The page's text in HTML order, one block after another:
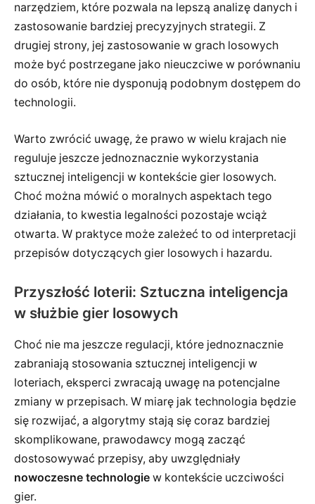
narzędziem, które pozwala na lepszą analizę danych i
zastosowanie bardziej precyzyjnych strategii. Z
drugiej strony, jej zastosowanie w grach losowych
może być postrzegane jako nieuczciwe w porównaniu
do osób, które nie dysponują podobnym dostępem do
technologii.
Warto zwrócić uwagę, że prawo w wielu krajach nie
reguluje jeszcze jednoznacznie wykorzystania
sztucznej inteligencji w kontekście gier losowych.
Choć można mówić o moralnych aspektach tego
działania, to kwestia legalności pozostaje wciąż
otwarta. W praktyce może zależeć to od interpretacji
przepisów dotyczących gier losowych i hazardu.
Przyszłość loterii: Sztuczna inteligencja
w służbie gier losowych
Choć nie ma jeszcze regulacji, które jednoznacznie
zabraniają stosowania sztucznej inteligencji w
loteriach, eksperci zwracają uwagę na potencjalne
zmiany w przepisach. W miarę jak technologia będzie
się rozwijać, a algorytmy stają się coraz bardziej
skomplikowane, prawodawcy mogą zacząć
dostosowywać przepisy, aby uwzględniały
nowoczesne technologie w kontekście uczciwości
gier.